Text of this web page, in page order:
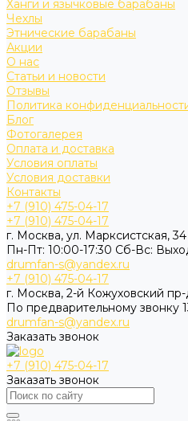
Ханги и язычковые барабаны
Чехлы
Этнические барабаны
Акции
О нас
Статьи и новости
Отзывы
Политика
Блог
Фотогалерея
Оплата и доставка
Условия оплаты
Условия доставки
Контакты
+7 (910) 475-04-17
+7 (910) 475-04-17
г. Москва, ул. Марксистская, 34
Пн-Пт: 10:00-17:30 Cб-Вс:
drumfan-s@yandex.ru
+7 (910) 475-04-17
г. Москва, 2-й Кожуховский пр-
По предварительному звонку
drumfan-s@yandex.ru
Заказать звонок
+7 (910) 475-04-17
Заказать звонок